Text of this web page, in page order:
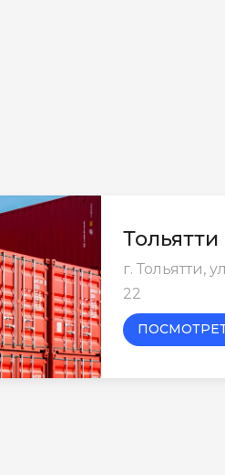
г. Тольятти,
22